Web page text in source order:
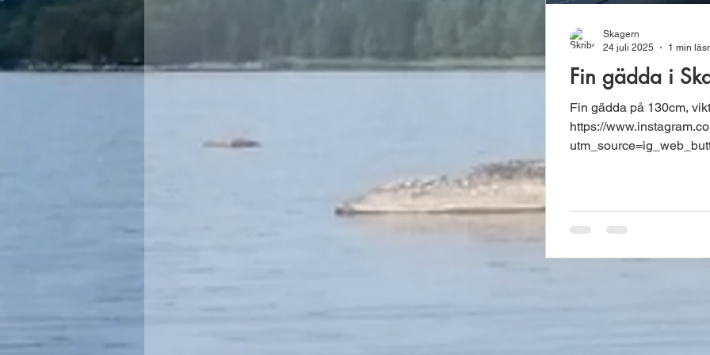
Fin gädda i
Fin gädda på 130cm,
https://
Skagern
24 juli 2025
1 min